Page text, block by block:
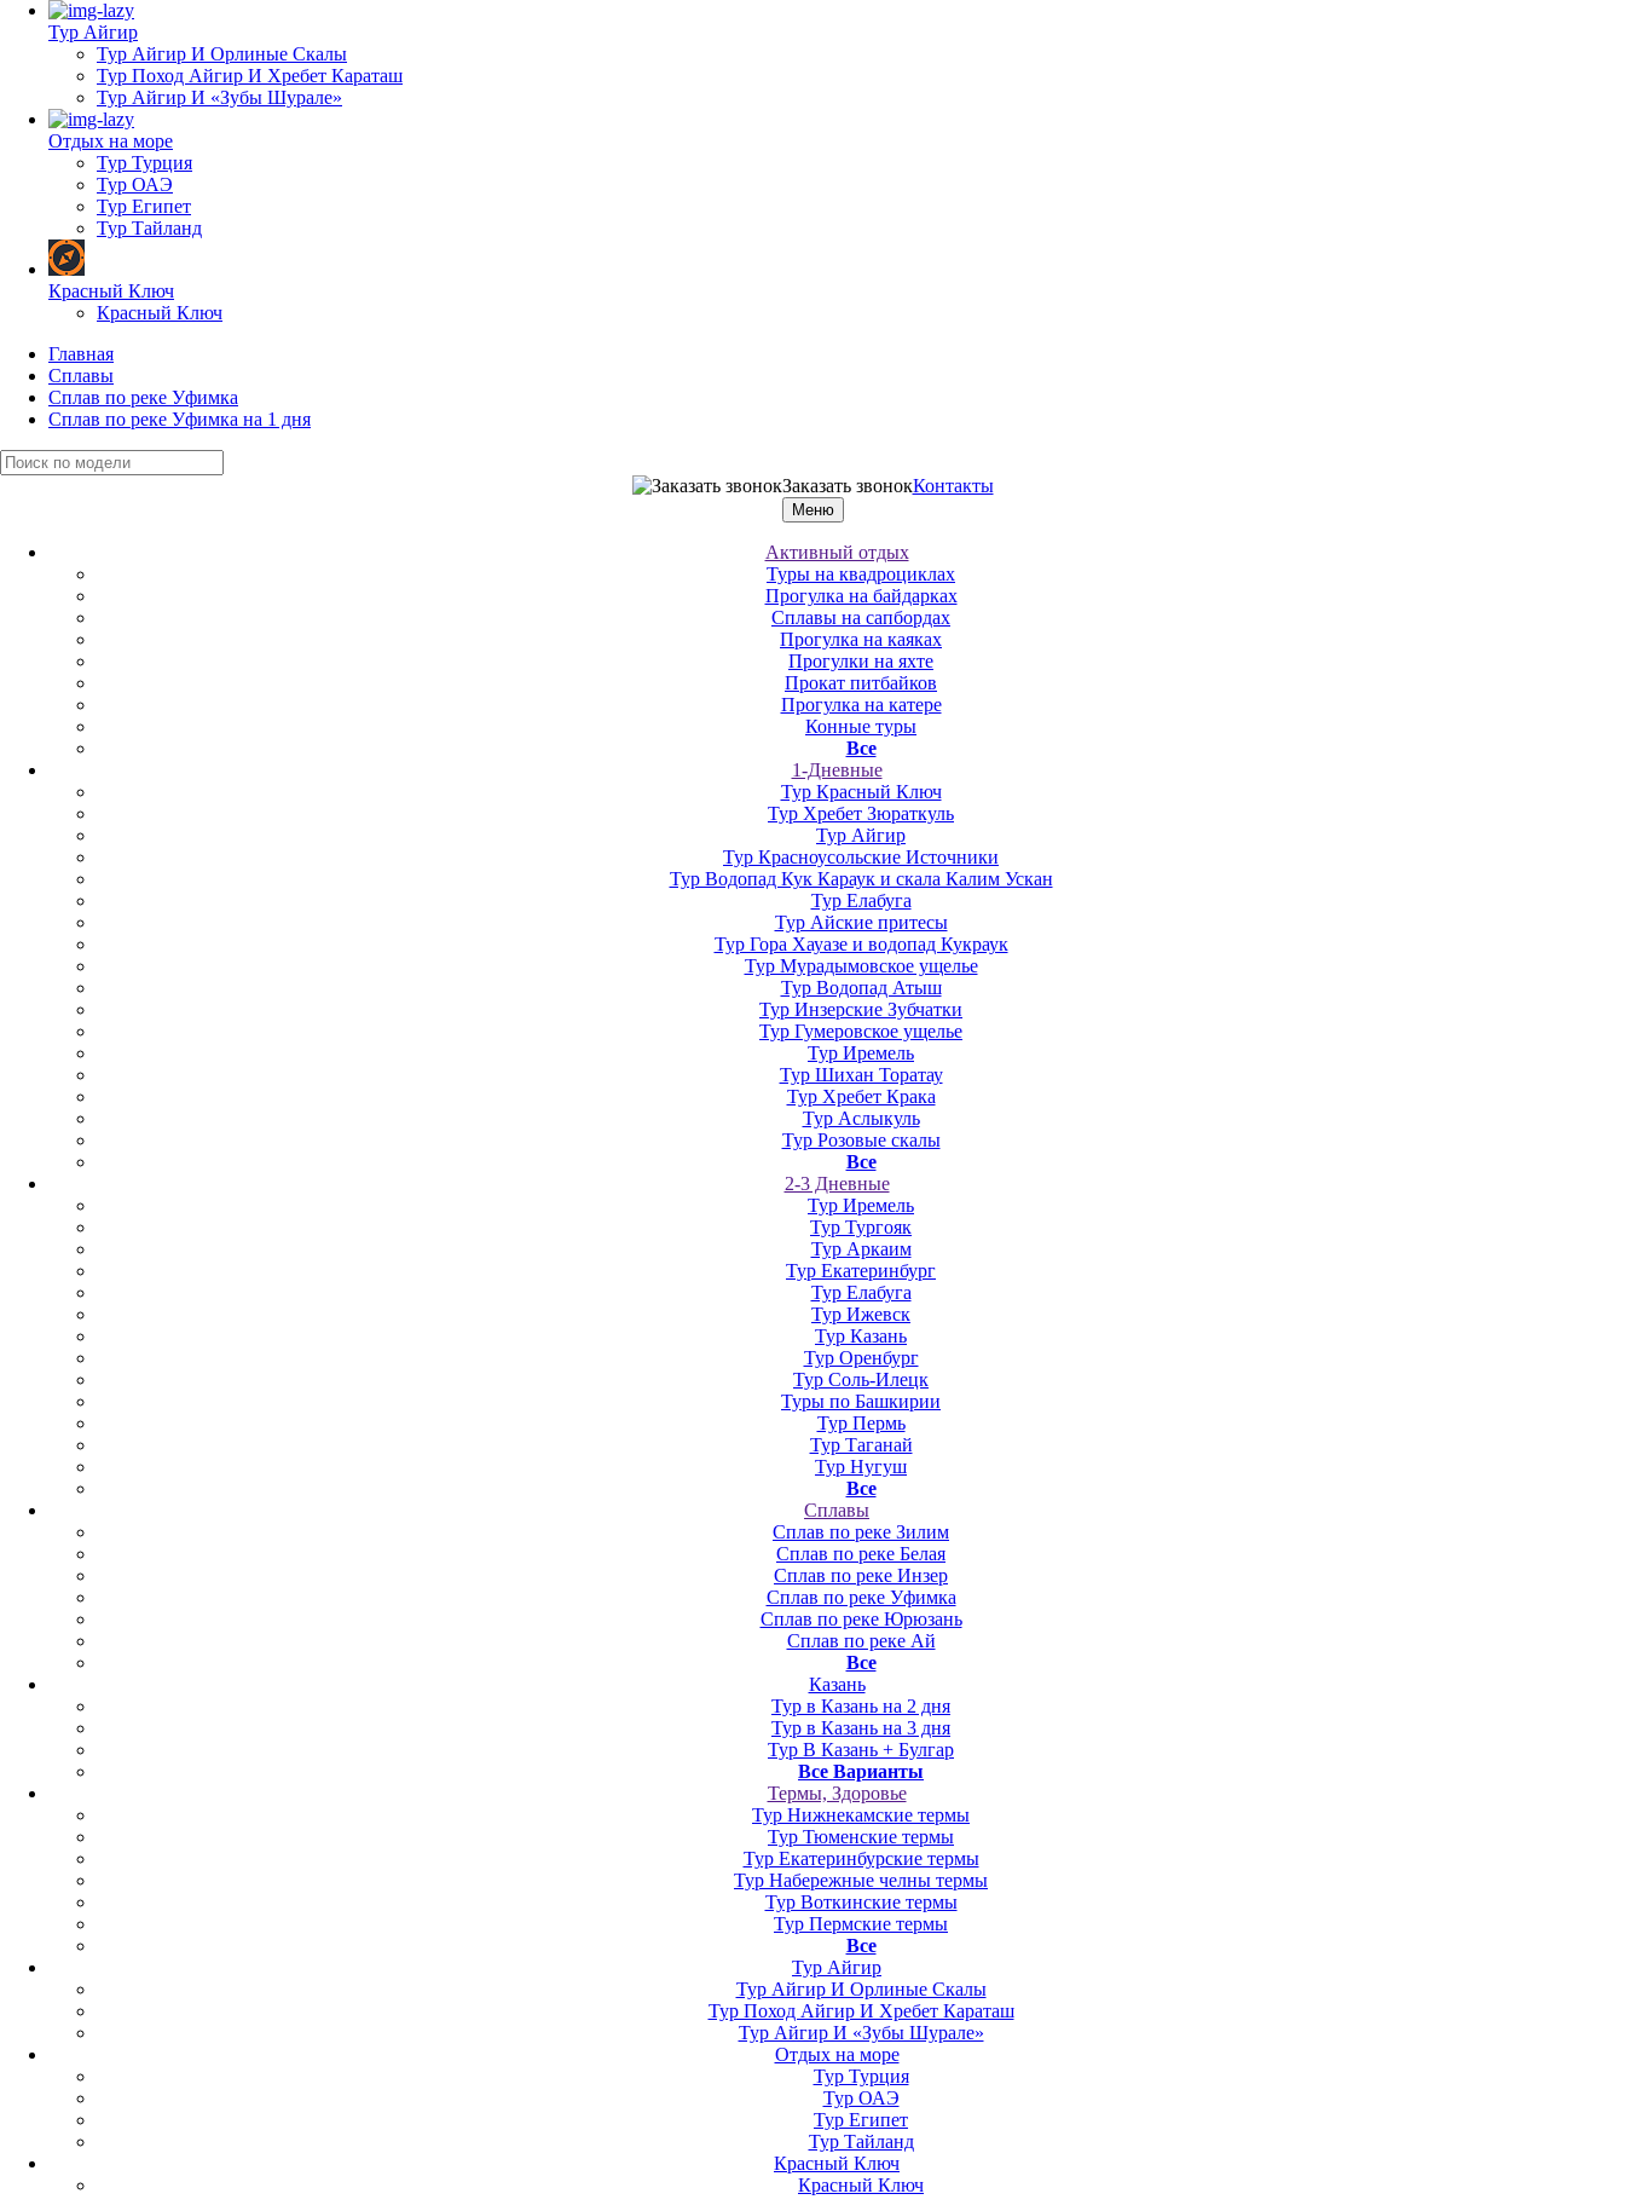
Тур Айгир
Тур Айгир И Орлиные Скалы
Тур Поход Айгир И Хребет Караташ
Тур Айгир И «Зубы Шурале»
Отдых на море
Тур Турция
Тур ОАЭ
Тур Египет
Тур Тайланд
Красный Ключ
Красный Ключ
Главная
Сплавы
Сплав по реке Уфимка
Сплав по реке Уфимка на 1 дня
Заказать звонокКонтакты
Меню
Активный отдых
Туры на квадроциклах
Прогулка на байдарках
Сплавы на сапбордах
Прогулка на каяках
Прогулки на яхте
Прокат питбайков
Прогулка на катере
Конные туры
Все
1-Дневные
Тур Красный Ключ
Тур Хребет Зюраткуль
Тур Айгир
Тур Красноусольские Источники
Тур Водопад Кук Караук и скала Калим Ускан
Тур Елабуга
Тур Айские притесы
Тур Гора Хауазе и водопад Кукраук
Тур Мурадымовское ущелье
Тур Водопад Атыш
Тур Инзерские Зубчатки
Тур Гумеровское ущелье
Тур Иремель
Тур Шихан Торатау
Тур Хребет Крака
Тур Аслыкуль
Тур Розовые скалы
Все
2-3 Дневные
Тур Иремель
Тур Тургояк
Тур Аркаим
Тур Екатеринбург
Тур Елабуга
Тур Ижевск
Тур Казань
Тур Оренбург
Тур Соль-Илецк
Туры по Башкирии
Тур Пермь
Тур Таганай
Тур Нугуш
Все
Сплавы
Сплав по реке Зилим
Сплав по реке Белая
Сплав по реке Инзер
Сплав по реке Уфимка
Сплав по реке Юрюзань
Сплав по реке Ай
Все
Казань
Тур в Казань на 2 дня
Тур в Казань на 3 дня
Тур В Казань + Булгар
Все Варианты
Термы, Здоровье
Тур Нижнекамские термы
Тур Тюменские термы
Тур Екатеринбурские термы
Тур Набережные челны термы
Тур Воткинские термы
Тур Пермские термы
Все
Тур Айгир
Тур Айгир И Орлиные Скалы
Тур Поход Айгир И Хребет Караташ
Тур Айгир И «Зубы Шурале»
Отдых на море
Тур Турция
Тур ОАЭ
Тур Египет
Тур Тайланд
Красный Ключ
Красный Ключ